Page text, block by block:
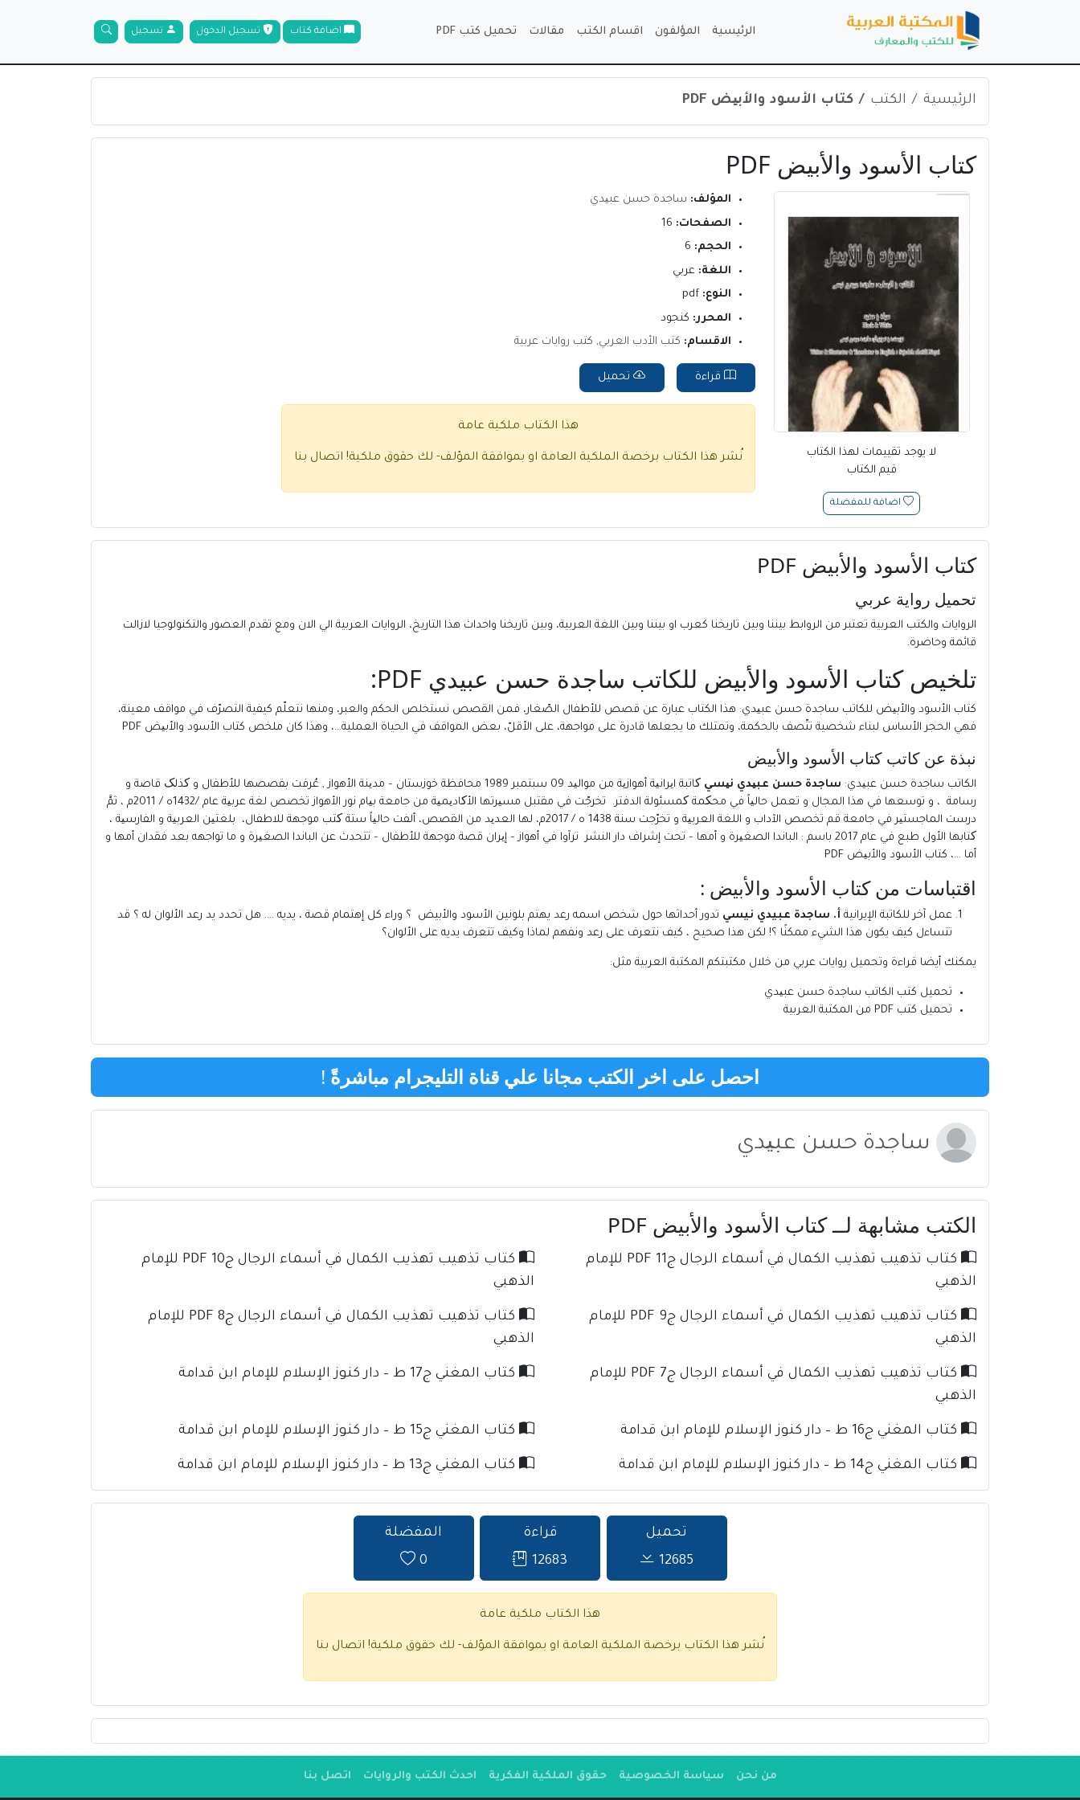
الرئيسية المؤلفون اقسام الكتب مقالات تحميل كتب PDF
الرئيسية الكتب كتاب الأسود والأبیض PDF
كتاب الأسود والأبیض PDF
لا يوجد تقييمات لهذا الكتاب
قيم الكتاب
اضافة للمفضلة
المؤلف: ساجدة حسن عبیدي
الصفحات:
الحجم:
اللغة: عربي
النوع: pdf
المحرر: كنجود
الاقسام: كتب الأدب العربي, كتب روايات عربية
قراءة تحميل
هذا الكتاب ملكية عامة
نُشر هذا الكتاب برخصة الملكية العامة او بموافقة المؤلف- لك حقوق ملكية! اتصال بنا
كتاب الأسود والأبیض PDF
تحميل رواية عربي
الروايات والكتب العربية تعتبر من الروابط بيننا وبين تاريخنا كعرب او بيننا وبين اللغة العربية، وبين تاريخنا واحداث هذا التاريخ، الروايات العربية الي الان ومع تقدم العصور والتكنولوجيا لازالت
قائمة وحاضرة.
تلخيص كتاب الأسود والأبیض للكاتب ساجدة حسن عبیدي PDF:
كتاب الأسود والأبیض للكاتب ساجدة حسن عبیدي: هذا الكتاب عبارة عن قصص للأطفال الصّغار، فمن القصص نستخلص الحكم والعبر، ومنها نتعلّم كيفية التصرّف في مواقف معينة،
فهي الحجر الأساس لبناء شخصية تتّصف بالحكمة، وتمتلك ما يجعلها قادرة على مواجهة، على الأقلّ، بعض المواقف في الحياة العملية…، وهذا كان ملخص كتاب الأسود والأبیض PDF
نبذة عن كاتب كتاب الأسود والأبیض
الكاتب ساجدة حسن عبیدي: ساجدة حسن عبیدي نیسي
کاتبة ایرانیة أهوازیة من موالید 09 سبتمبر 1989 محافظة خوزستان – مدینة الأهواز , عُرفت بقصصها للأطفال و کذلک قاصة و
رسامة ، و توسعها في هذا المجال و تعمل حالیاً في محکمة کمسئولة الدفتر. تخرجّت في مقتبل مسیرتها الأکادیمیة من جامعة بیام نور الأهواز تخصص لغة عربیة عام /1432ه / 2011م ، ثمَّ
درست الماجستیر في جامعة قم تخصص الآداب و اللغة العربیة و تخرّجت سنة 1438 ه / 2017م، لها العدید من القصص، ألفت حالیاً ستة کتب موجهة للاطفال، بلغتین العربیة و الفارسیة ،
کتابها الأول طبع في عام 2017 باسم : الباندا الصغیرة و أمها – تحت إشراف دار النشر ترآوا في أهواز – إیران قصة موجهة للأطفال – تتحدث عن الباندا الصغیرة و ما تواجهه بعد فقدان أمها و
أما …، كتاب الأسود والأبیض PDF
اقتباسات من كتاب الأسود والأبیض :
عمل آخر للكاتبة الإيرانية أ. ساجدة عبيدي نيسي تدور أحداثها حول شخص اسمه رعد يهتم بلونين الأسود والأبيض ؟ وراء كل إهتمام قصة ، يديه …. هل تحدد يد رعد الألوان له ؟ قد
تتساءل كيف يكون هذا الشيء ممكنًا ؟! لكن هذا صحيح ، كيف نتعرف على رعد ونفهم لماذا وكيف تتعرف يديه على الألوان؟
يمكنك أيضا قراءة وتحميل روايات عربي من خلال مكتبتكم المكتبة العربية مثل:
تحميل كتب الكاتب ساجدة حسن عبیدي
تحميل كتب PDF من المكتبة العربية
احصل على اخر الكتب مجانا علي قناة التليجرام مباشرةً !
ساجدة حسن عبیدي
الكتب مشابهة لــ كتاب الأسود والأبیض PDF
كتاب تذهيب تهذيب الكمال في أسماء الرجال ج11 PDF للإمام
الذهبي
كتاب تذهيب تهذيب الكمال في أسماء الرجال ج10 PDF للإمام
الذهبي
كتاب تذهيب تهذيب الكمال في أسماء الرجال ج9 PDF للإمام
الذهبي
كتاب تذهيب تهذيب الكمال في أسماء الرجال ج8 PDF للإمام
الذهبي
كتاب تذهيب تهذيب الكمال في أسماء الرجال ج7 PDF للإمام
الذهبي
كتاب المغني ج17 ط – دار كنوز الإسلام للإمام ابن قدامة
كتاب المغني ج16 ط – دار كنوز الإسلام للإمام ابن قدامة كتاب المغني ج15 ط – دار كنوز الإسلام للإمام ابن قدامة
كتاب المغني ج14 ط – دار كنوز الإسلام للإمام ابن قدامة كتاب المغني ج13 ط – دار كنوز الإسلام للإمام ابن قدامة
تحميل
12685
قراءة
12683
المفضلة
0
هذا الكتاب ملكية عامة
نُشر هذا الكتاب برخصة الملكية العامة او بموافقة المؤلف- لك حقوق ملكية! اتصال بنا
من نحن سياسة الخصوصية حقوق الملكية الفكرية احدث الكتب والروايات اتصل بنا